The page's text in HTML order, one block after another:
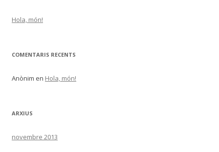
:Hola, món!
COMENTARIS RECENTS
Anònim en Hola, món!
ARXIUS
novembre 2013